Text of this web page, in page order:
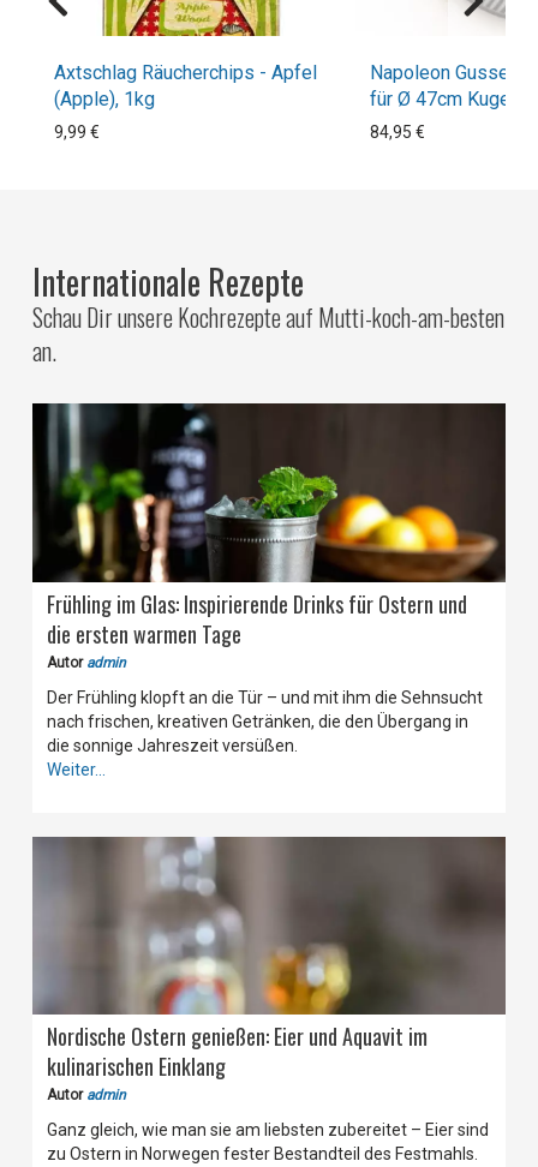
Axtschlag Räucherchips - Apfel
(Apple), 1kg
9,99 €
Napoleon
für Ø 47cm
84,95 €
Internationale Rezepte
Schau Dir unsere Kochrezepte auf Mutti-koch-am-besten
an.
Frühling im Glas: Inspirierende Drinks für Ostern und
die ersten warmen Tage
Autor admin
Der Frühling klopft an die Tür – und mit ihm die Sehnsucht
nach frischen, kreativen Getränken, die den Übergang in
die sonnige Jahreszeit versüßen.
Weiter...
Nordische Ostern genießen: Eier und Aquavit im
kulinarischen Einklang
Autor admin
Ganz gleich, wie man sie am liebsten zubereitet – Eier sind
zu Ostern in Norwegen fester Bestandteil des Festmahls.